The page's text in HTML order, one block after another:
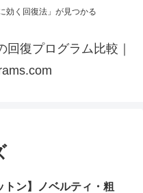
効く回復法」が見つかる
復プログラム比較｜
トン】ノベルティ・粗